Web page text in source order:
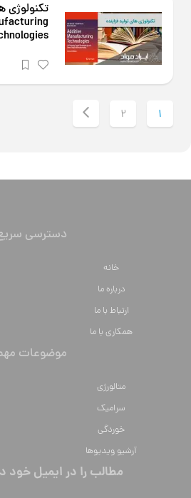
تکنولوژی
1
2
دسترسی
خانه
درباره ما
ارتباط با ما
همکاری با ما
موضوعات
متالورژي
سراميك
خوردگی
آرشیو ویدیوها
مطالب را در ایمیل خود